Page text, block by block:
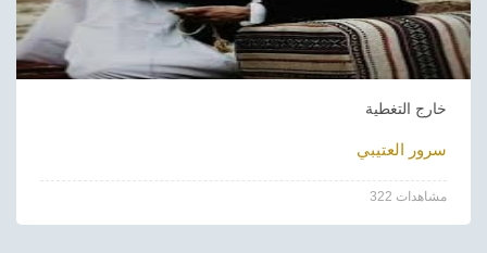
خارج التغطية
سرور العتيبي
322 مشاهدات